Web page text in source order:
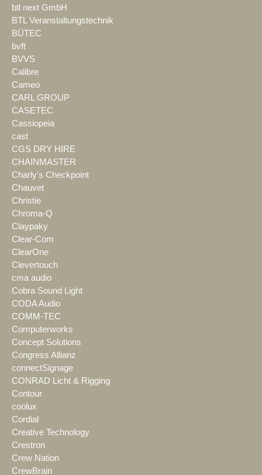
btl next GmbH
BTL Veranstaltungstechnik
BÜTEC
bvft
BVVS
Calibre
Cameo
CARL GROUP
CASETEC
Cassiopeia
cast
CGS DRY HIRE
CHAINMASTER
Charly's Checkpoint
Chauvet
Christie
Chroma-Q
Claypaky
Clear-Com
ClearOne
Clevertouch
cma audio
Cobra Sound Light
CODA Audio
COMM-TEC
Computerworks
Concept Solutions
Congress Allianz
connectSignage
CONRAD Licht & Rigging
Contour
coolux
Cordial
Creative Technology
Crestron
Crew Nation
CrewBrain